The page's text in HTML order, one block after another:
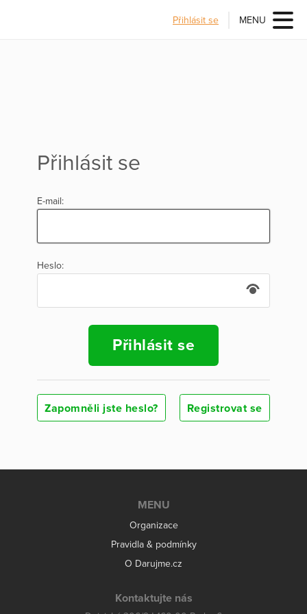
Přihlásit se MENU
Přihlásit se
E-mail:
Heslo:
Přihlásit se
Zapomněli jste heslo? Registrovat se
MENU
Organizace
Pravidla & podmínky
O Darujme.cz
Kontaktujte nás